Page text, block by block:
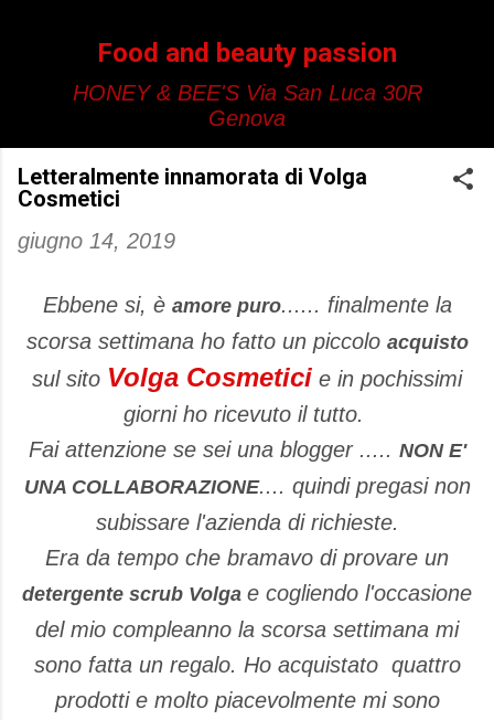
Food and beauty passion
HONEY & BEE'S Via San Luca 30R
Genova
Letteralmente innamorata di Volga
Cosmetici
giugno 14, 2019
Ebbene si, è amore puro...... finalmente la
scorsa settimana ho fatto un piccolo acquisto
sul sito Volga Cosmetici e in pochissimi
giorni ho ricevuto il tutto.
Fai attenzione se sei una blogger ..... NON E'
UNA COLLABORAZIONE.... quindi pregasi non
subissare l'azienda di richieste.
Era da tempo che bramavo di provare un
detergente scrub Volga e cogliendo l'occasione
del mio compleanno la scorsa settimana mi
sono fatta un regalo. Ho acquistato quattro
prodotti e molto piacevolmente mi sono